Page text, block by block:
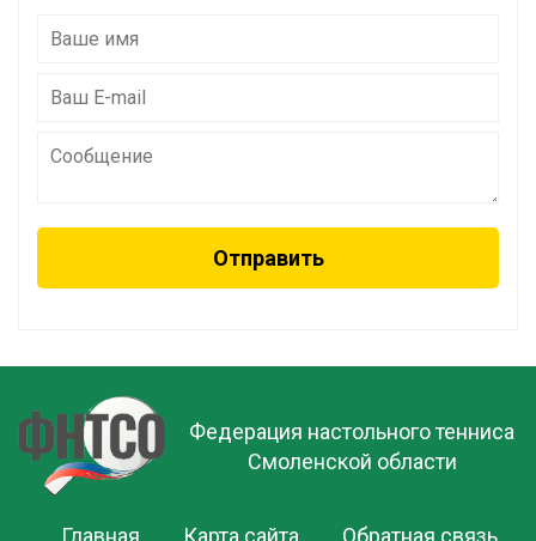
Федерация настольного тенниса
Смоленской области
Главная Карта сайта Обратная связь